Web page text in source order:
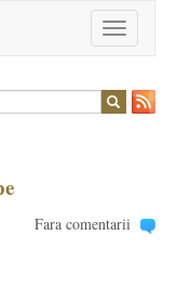
Toggle
navigation
Fara comentarii